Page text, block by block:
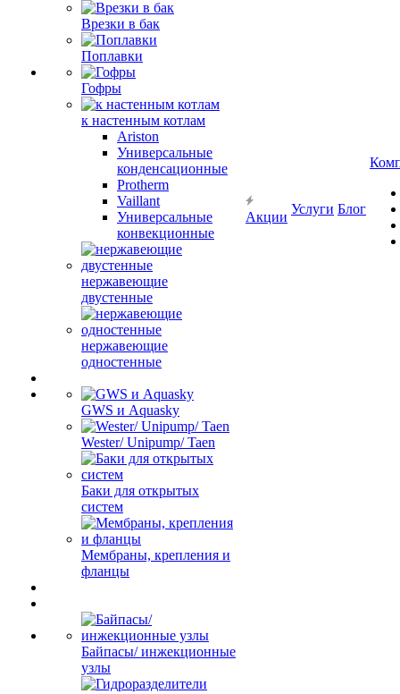
Врезки в бак
Поплавки
Гофры
к настенным котлам
Ariston
Универсальные
конденсационные
Protherm
Vaillant
Универсальные
конвекционные
нержавеющие
двустенные
нержавеющие
одностенные
GWS и Aquasky
Wester/ Unipump/ Taen
Баки для открытых
систем
Мембраны, крепления и
фланцы
Байпасы/ инжекционные
узлы
Акции
Услуги Блог